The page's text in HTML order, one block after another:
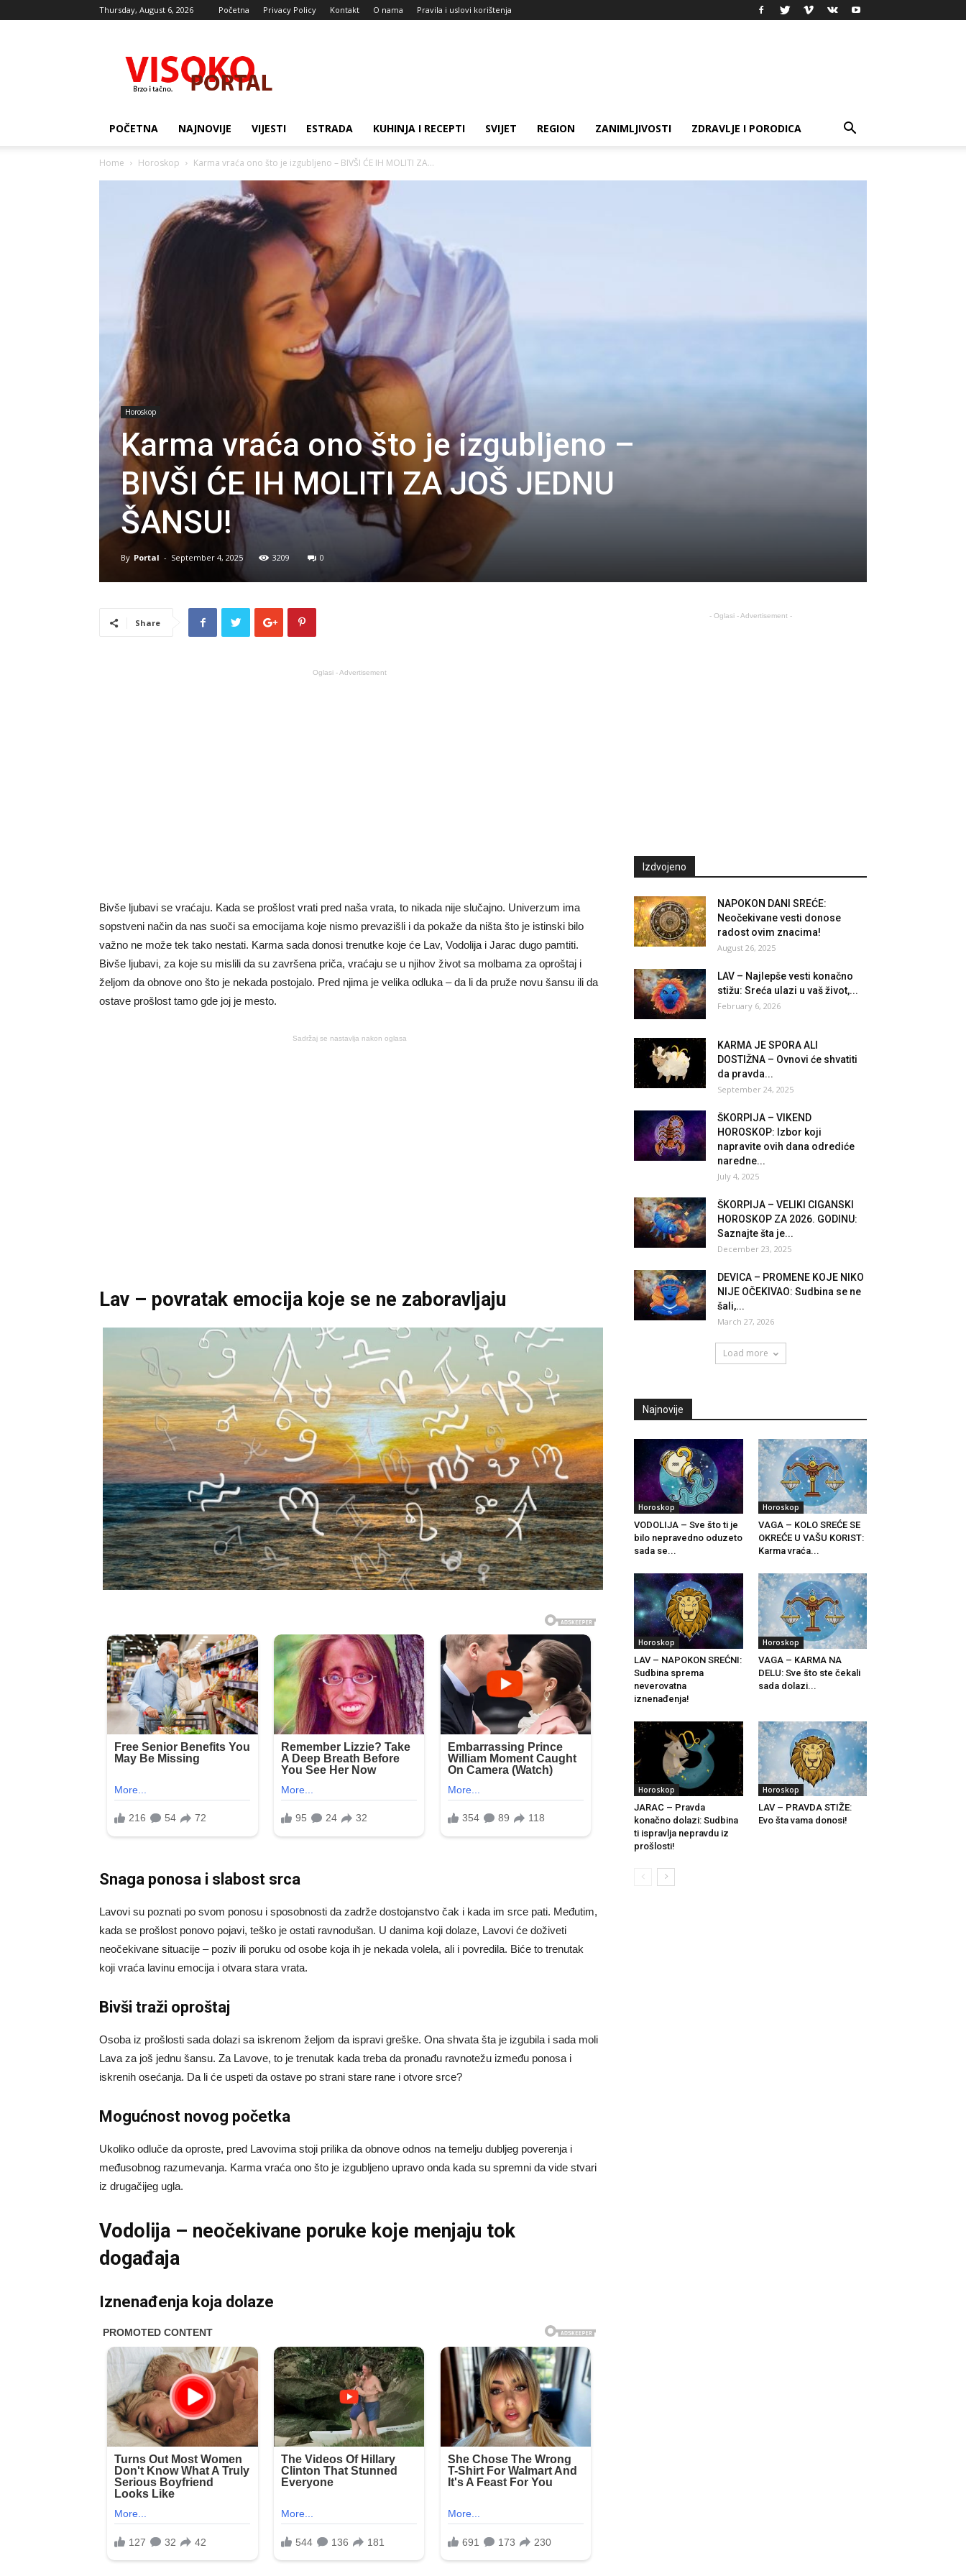
Thursday, August 6, 2026 Početna Privacy Policy Kontakt O nama Pravila i uslovi korištenja
portal
POČETNA NAJNOVIJE VIJESTI ESTRADA KUHINJA I RECEPTI SVIJET REGION ZANIMLJIVOSTI ZDRAVLJE I PORODICA
Home Horoskop Karma vraća ono što je izgubljeno – BIVŠI ĆE IH MOLITI ZA...
Horoskop
Karma vraća ono što je izgubljeno –
BIVŠI ĆE IH MOLITI ZA JOŠ JEDNU
ŠANSU!
By Portal - September 4, 2025 3209 0
Share
Oglasi - Advertisement
Bivše ljubavi se vraćaju. Kada se prošlost vrati pred naša vrata, to nikada nije slučajno. Univerzum ima
sopstveni način da nas suoči sa emocijama koje nismo prevazišli i da pokaže da ništa što je istinski bilo
važno ne može tek tako nestati. Karma sada donosi trenutke koje će Lav, Vodolija i Jarac dugo pamtiti.
Bivše ljubavi, za koje su mislili da su završena priča, vraćaju se u njihov život sa molbama za oproštaj i
željom da obnove ono što je nekada postojalo. Pred njima je velika odluka – da li da pruže novu šansu ili da
ostave prošlost tamo gde joj je mesto.
Sadržaj se nastavlja nakon oglasa
Lav – povratak emocija koje se ne zaboravljaju
Snaga ponosa i slabost srca
Lavovi su poznati po svom ponosu i sposobnosti da zadrže dostojanstvo čak i kada im srce pati. Međutim,
kada se prošlost ponovo pojavi, teško je ostati ravnodušan. U danima koji dolaze, Lavovi će doživeti
neočekivane situacije – poziv ili poruku od osobe koja ih je nekada volela, ali i povredila. Biće to trenutak
koji vraća lavinu emocija i otvara stara vrata.
Bivši traži oproštaj
Osoba iz prošlosti sada dolazi sa iskrenom željom da ispravi greške. Ona shvata šta je izgubila i sada moli
Lava za još jednu šansu. Za Lavove, to je trenutak kada treba da pronađu ravnotežu između ponosa i
iskrenih osećanja. Da li će uspeti da ostave po strani stare rane i otvore srce?
Mogućnost novog početka
Ukoliko odluče da oproste, pred Lavovima stoji prilika da obnove odnos na temelju dubljeg poverenja i
međusobnog razumevanja. Karma vraća ono što je izgubljeno upravo onda kada su spremni da vide stvari
iz drugačijeg ugla.
Vodolija – neočekivane poruke koje menjaju tok
događaja
Iznenađenja koja dolaze
- Oglasi - Advertisement -
Izdvojeno
NAPOKON DANI SREĆE:
Neočekivane vesti donose
radost ovim znacima!
August 26, 2025
LAV – Najlepše vesti konačno
stižu: Sreća ulazi u vaš život,...
February 6, 2026
KARMA JE SPORA ALI
DOSTIŽNA – Ovnovi će shvatiti
da pravda...
September 24, 2025
ŠKORPIJA – VIKEND
HOROSKOP: Izbor koji
napravite ovih dana odrediće
naredne...
July 4, 2025
ŠKORPIJA – VELIKI CIGANSKI
HOROSKOP ZA 2026. GODINU:
Saznajte šta je...
December 23, 2025
DEVICA – PROMENE KOJE NIKO
NIJE OČEKIVAO: Sudbina se ne
šali,...
March 27, 2026
Load more
Najnovije
Horoskop
VODOLIJA – Sve što ti je
bilo nepravedno oduzeto
sada se...
Horoskop
VAGA – KOLO SREĆE SE
OKREĆE U VAŠU KORIST:
Karma vraća...
Horoskop
LAV – NAPOKON SREĆNI:
Sudbina sprema
neverovatna
iznenađenja!
Horoskop
VAGA – KARMA NA
DELU: Sve što ste čekali
sada dolazi...
Horoskop
JARAC – Pravda
konačno dolazi: Sudbina
ti ispravlja nepravdu iz
prošlosti!
Horoskop
LAV – PRAVDA STIŽE:
Evo šta vama donosi!